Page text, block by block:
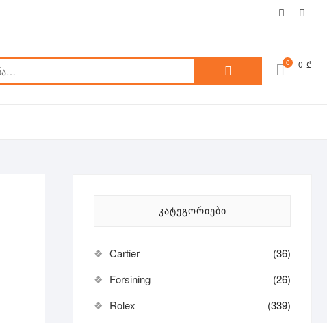
facebook
0 0 ₾
ᲙᲐᲢᲔᲒᲝᲠᲘᲔᲑᲘ
Cartier
(36)
Forsining
(26)
Rolex
(339)